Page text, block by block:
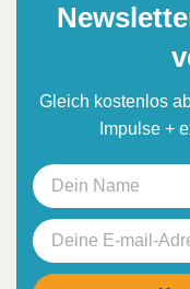
Gleich kostenlos
Impulse +